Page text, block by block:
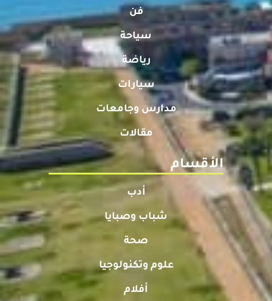
فن
سياحة
رياضة
سيارات
مدارس وجامعات
مقالات
الأقسام
أدب
شباب وصبايا
صحة
علوم وتكنولوجيا
أفلام